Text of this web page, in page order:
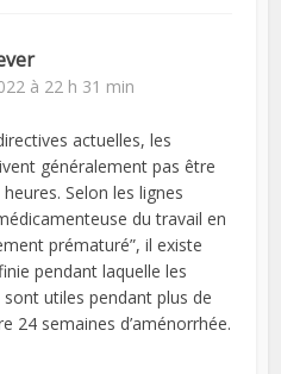
à 22 h 31 min
actuelles, les
généralement pas être
Selon les lignes
du travail en
prématuré”, il existe
pendant laquelle les
utiles pendant plus de
24 semaines d’aménorrhée.